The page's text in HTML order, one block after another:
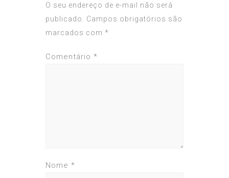
O seu endereço de e-mail não será
publicado.
Campos obrigatórios são
marcados com *
Comentário *
Nome *